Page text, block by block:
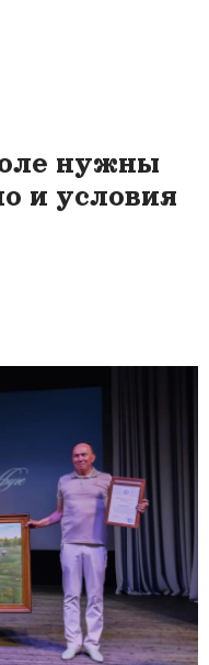
нужны
и условия